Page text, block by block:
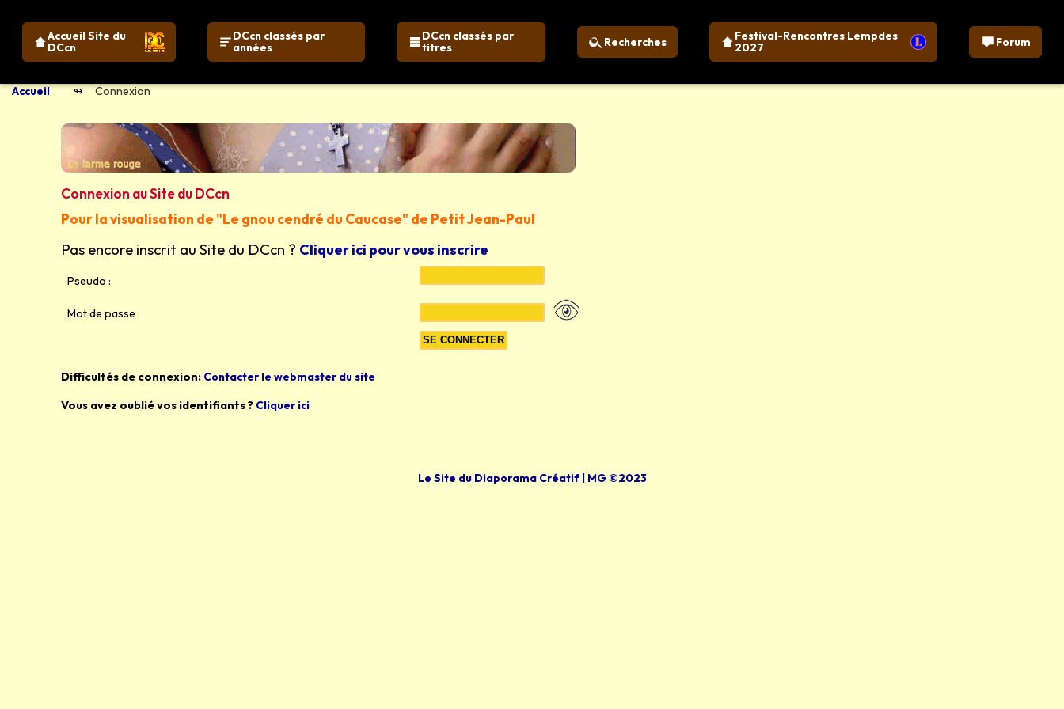
Accueil Connexion
Accueil Site du
DCcn
DCcn classés par
années
DCcn classés par
titres
Recherches
Festival-Rencontres Lempdes
2027
Forum
Connexion au Site du DCcn
Pour la visualisation de "Le gnou cendré du Caucase" de Petit Jean-Paul
Pas encore inscrit au Site du DCcn ? Cliquer ici pour vous inscrire
Pseudo :
Mot de passe :
Difficultés de connexion: Contacter le webmaster du site
Vous avez oublié vos identifiants ? Cliquer ici
Le Site du Diaporama Créatif | MG ©2023